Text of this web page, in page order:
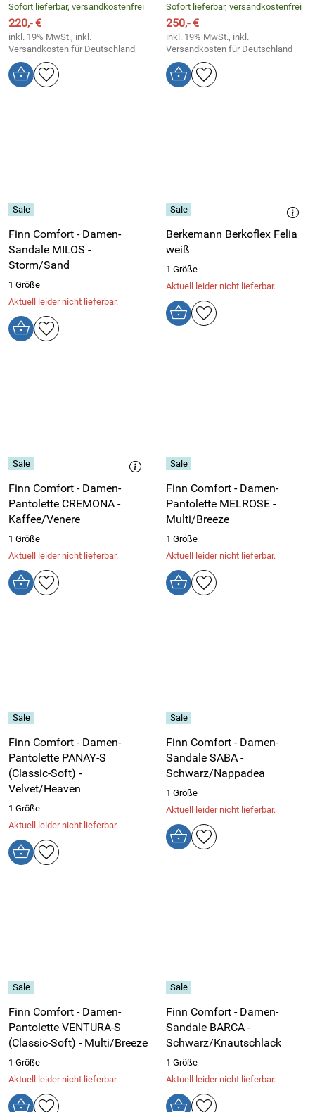
Sofort lieferbar, versandkostenfrei
220,- €
inkl. 19% MwSt., inkl.
Versandkosten für Deutschland
Sofort lieferbar, versandkostenfrei
250,- €
inkl. 19% MwSt., inkl.
Versandkosten für Deutschland
Finn Comfort - Damen-
Sandale MILOS -
Storm/Sand
1 Größe
Aktuell leider nicht lieferbar.
Berkemann Berkoflex Felia
weiß
1 Größe
Aktuell leider nicht lieferbar.
Finn Comfort - Damen-
Pantolette CREMONA -
Kaffee/Venere
1 Größe
Aktuell leider nicht lieferbar.
Finn Comfort - Damen-
Pantolette MELROSE -
Multi/Breeze
1 Größe
Aktuell leider nicht lieferbar.
Finn Comfort - Damen-
Pantolette PANAY-S
(Classic-Soft) -
Velvet/Heaven
1 Größe
Aktuell leider nicht lieferbar.
Finn Comfort - Damen-
Sandale SABA -
Schwarz/Nappadea
1 Größe
Aktuell leider nicht lieferbar.
Finn Comfort - Damen-
Pantolette VENTURA-S
(Classic-Soft) - Multi/Breeze
1 Größe
Aktuell leider nicht lieferbar.
Finn Comfort - Damen-
Sandale BARCA -
Schwarz/Knautschlack
1 Größe
Aktuell leider nicht lieferbar.